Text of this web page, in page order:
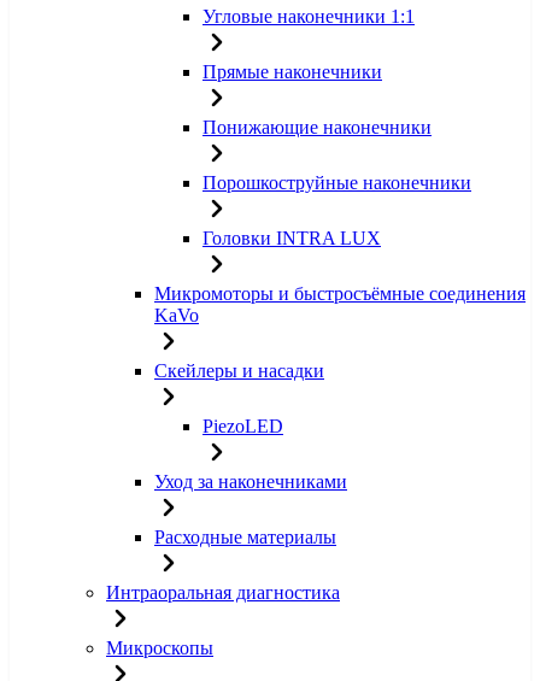
Угловые наконечники 1:1
Прямые наконечники
Понижающие наконечники
Порошкоструйные наконечники
Головки INTRA LUX
Микромоторы и быстросъёмные соединения
KaVo
Скейлеры и насадки
PiezoLED
Уход за наконечниками
Расходные материалы
Интраоральная диагностика
Микроскопы